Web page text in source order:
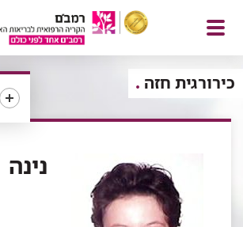
פתח
תפריט
כירורגית חזה
נינה